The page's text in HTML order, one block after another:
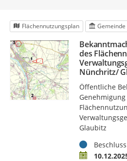
Flächennutzungsplan
des
Nünchritz/
Öffentliche
Glaubitz
StatusBeschluss
Zeitraum